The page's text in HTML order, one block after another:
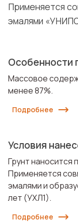
Применяется
эмалями
Особенности
Массовое
менее 87%.
Подробнее
Условия
Грунт наносится
Применяется
эмалями и
лет (УХЛ1).
Подробнее